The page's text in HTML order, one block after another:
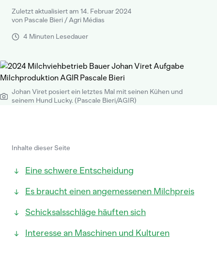
Zuletzt aktualisiert am 14. Februar 2024
von Pascale Bieri / Agri Médias
4 Minuten Lesedauer
Johan Viret posiert ein letztes Mal mit seinen Kühen und
seinem Hund Lucky. (Pascale Bieri/AGIR)
Inhalte dieser Seite
Eine schwere Entscheidung
Es braucht einen angemessenen Milchpreis
Schicksalsschläge häuften sich
Interesse an Maschinen und Kulturen